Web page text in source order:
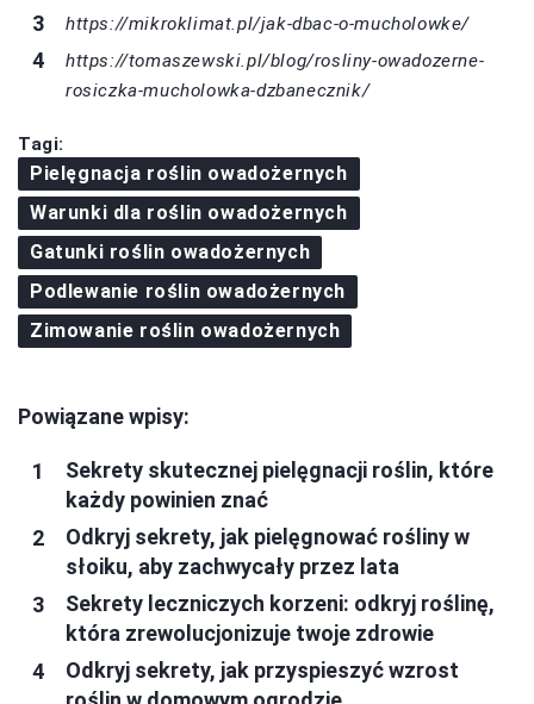
https://mikroklimat.pl/jak-dbac-o-mucholowke/
https://tomaszewski.pl/blog/rosliny-owadozerne-
rosiczka-mucholowka-dzbanecznik/
Tagi:
Pielęgnacja roślin owadożernych
Warunki dla roślin owadożernych
Gatunki roślin owadożernych
Podlewanie roślin owadożernych
Zimowanie roślin owadożernych
Powiązane wpisy:
Sekrety skutecznej pielęgnacji roślin, które
każdy powinien znać
Odkryj sekrety, jak pielęgnować rośliny w
słoiku, aby zachwycały przez lata
Sekrety leczniczych korzeni: odkryj roślinę,
która zrewolucjonizuje twoje zdrowie
Odkryj sekrety, jak przyspieszyć wzrost